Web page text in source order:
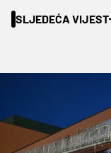
SLJEDEĆA VIJEST